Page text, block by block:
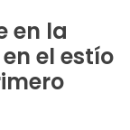
en la
el estío